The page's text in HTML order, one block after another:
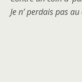
Je n’ perdais pas